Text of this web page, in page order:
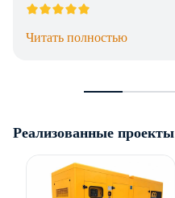
Читать полностью
Реализованные проекты